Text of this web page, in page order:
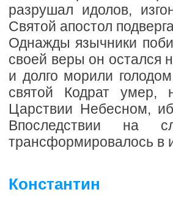
разрушал идолов,
Святой апостол
Однажды язычники
своей веры он остался
и долго морили
святой Кодрат умер,
Царствии Небесном,
Впоследствии на
трансформировалось в
Константин